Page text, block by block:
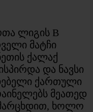
ლიგის B
მატჩი
ქალაქ
და ნავსი
ქართული
მეათედ
ხოლო